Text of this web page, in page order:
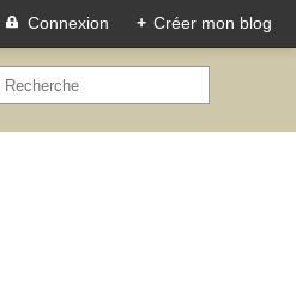
Connexion + Créer mon blog